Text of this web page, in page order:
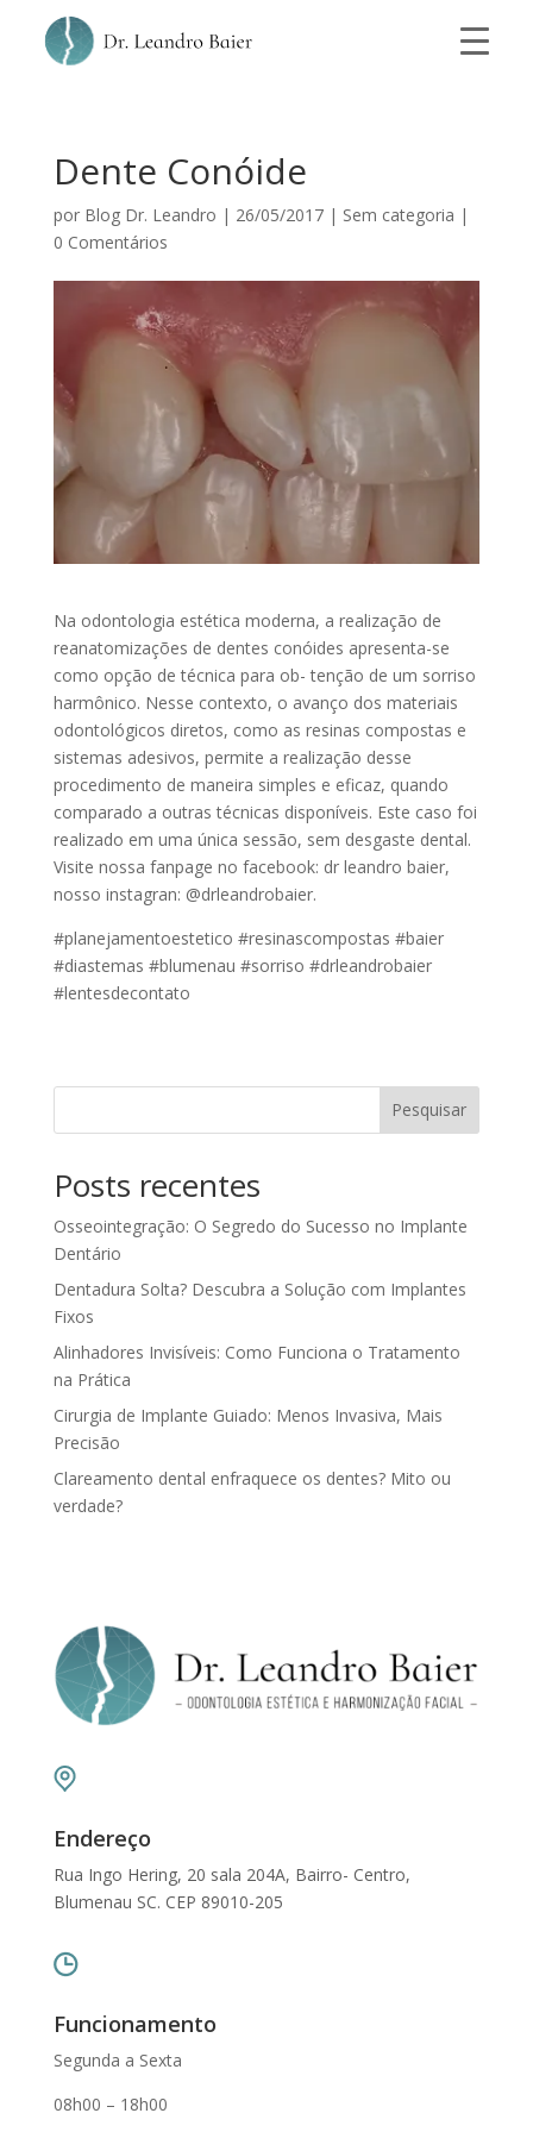
Dente Conóide
por Blog Dr. Leandro | 26/05/2017| Sem categoria |
0 Comentários
Na odontologia estética moderna, a realização de
reanatomizações de dentes conóides apresenta-se
como opção de técnica para ob- tenção de um sorriso
harmônico. Nesse contexto, o avanço dos materiais
odontológicos diretos, como as resinas compostas e
sistemas adesivos, permite a realização desse
procedimento de maneira simples e eficaz, quando
comparado a outras técnicas disponíveis. Este caso foi
realizado em uma única sessão, sem desgaste dental.
Visite nossa fanpage no facebook: dr leandro baier,
nosso instagran: @drleandrobaier.
#planejamentoestetico #resinascompostas #baier
#diastemas #blumenau #sorriso #drleandrobaier
#lentesdecontato
Pesquisar
Posts recentes
Osseointegração: O Segredo do Sucesso no Implante
Dentário
Dentadura Solta? Descubra a Solução com Implantes
Fixos
Alinhadores Invisíveis: Como Funciona o Tratamento
na Prática
Cirurgia de Implante Guiado: Menos Invasiva, Mais
Precisão
Clareamento dental enfraquece os dentes? Mito ou
verdade?
Endereço
Rua Ingo Hering, 20 sala 204A, Bairro- Centro,
Blumenau SC. CEP 89010-205
Funcionamento
Segunda a Sexta
08h00 – 18h00